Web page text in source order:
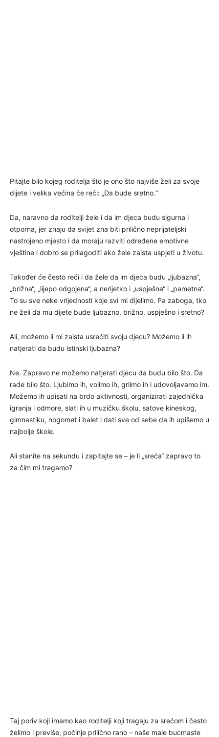
Pitajte bilo kojeg roditelja što je ono što najviše želi za svoje
dijete i velika većina će reći: „Da bude sretno.“
Da, naravno da roditelji žele i da im djeca budu sigurna i
otporna, jer znaju da svijet zna biti prilično neprijateljski
nastrojeno mjesto i da moraju razviti određene emotivne
vještine i dobro se prilagoditi ako žele zaista uspjeti u životu.
Također će često reći i da žele da im djeca budu „ljubazna“,
„brižna“, „lijepo odgojena“, a nerijetko i „uspješna“ i „pametna“.
To su sve neke vrijednosti koje svi mi dijelimo. Pa zaboga, tko
ne želi da mu dijete bude ljubazno, brižno, uspješno i sretno?
Ali, možemo li mi zaista usrećiti svoju djecu? Možemo li ih
natjerati da budu istinski ljubazna?
Ne. Zapravo ne možemo natjerati djecu da budu bilo što. Da
rade bilo što. Ljubimo ih, volimo ih, grlimo ih i udovoljavamo im.
Možemo ih upisati na brdo aktivnosti, organizirati zajednička
igranja i odmore, slati ih u muzičku školu, satove kineskog,
gimnastiku, nogomet i balet i dati sve od sebe da ih upišemo u
najbolje škole.
Ali stanite na sekundu i zapitajte se – je li „sreća“ zapravo to
za čim mi tragamo?
Taj poriv koji imamo kao roditelji koji tragaju za srećom i često
želimo i previše, počinje prilično rano – naše male bucmaste